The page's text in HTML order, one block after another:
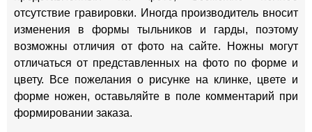
отсутствие гравировки. Иногда производитель вносит
изменения в формы тыльников и гарды, поэтому
возможны отличия от фото на сайте. Ножны могут
отличаться от представленных на фото по форме и
цвету. Все пожелания о рисунке на клинке, цвете и
форме ножен, оставьляйте в поле комментарий при
формировании заказа.